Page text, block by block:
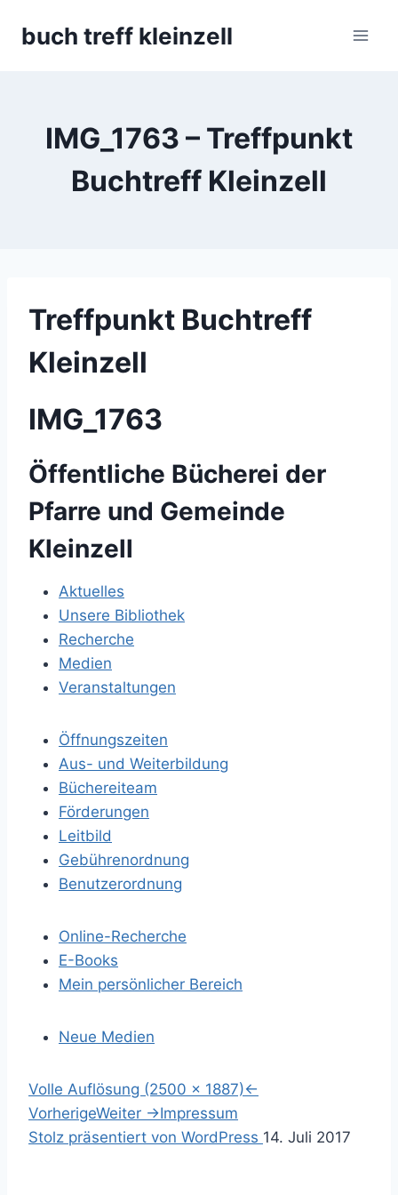
buch treff kleinzell
IMG_1763 – Treffpunkt
Buchtreff Kleinzell
Treffpunkt Buchtreff
Kleinzell
IMG_1763
Öffentliche Bücherei der
Pfarre und Gemeinde
Kleinzell
Aktuelles
Unsere Bibliothek
Recherche
Medien
Veranstaltungen
Öffnungszeiten
Aus- und Weiterbildung
Büchereiteam
Förderungen
Leitbild
Gebührenordnung
Benutzerordnung
Online-Recherche
E-Books
Mein persönlicher Bereich
Neue Medien
S
p
r
Volle Auflösung (2500 × 1887)←
VorherigeWeiter →Impressum
Stolz präsentiert von WordPress S
14. Juli 2017